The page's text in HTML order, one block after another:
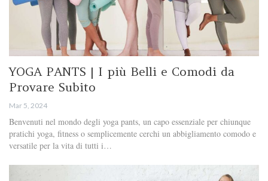
YOGA PANTS | I più Belli e Comodi da
Provare Subito
Mar 5, 2024
Benvenuti nel mondo degli yoga pants, un capo essenziale per chiunque
pratichi yoga, fitness o semplicemente cerchi un abbigliamento comodo e
versatile per la vita di tutti i…